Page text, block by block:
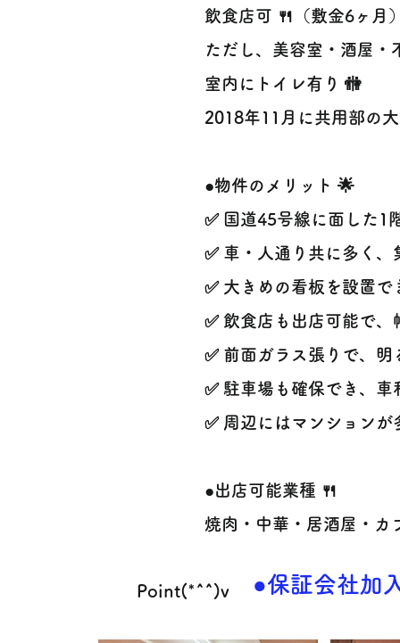
飲食店可 🍴（敷金6ヶ月
ただし、美容室・酒屋・
室内にトイレ有り 🚻
2018年11月に共用部の
●物件のメリット 🌟
✅ 国道45号線に面した1
✅ 車・人通り共に多く
✅ 大きめの看板を設置
✅ 飲食店も出店可能で、
✅ 前面ガラス張りで、
✅ 駐車場も確保でき、
✅ 周辺にはマンション
●出店可能業種 🍴
焼肉・中華・居酒屋・
Point(*^^)v ●保証会社加